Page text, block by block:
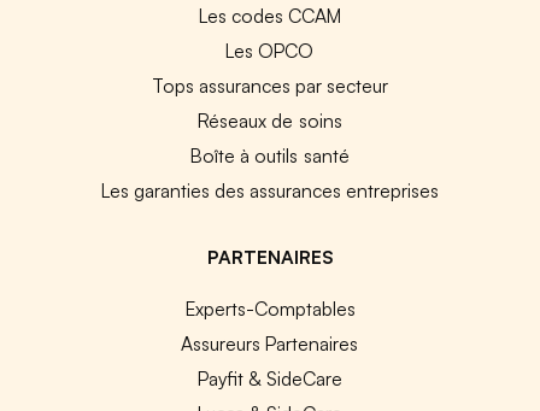
Les codes CCAM
Les OPCO
Tops assurances par secteur
Réseaux de soins
Boîte à outils santé
Les garanties des assurances entreprises
PARTENAIRES
Experts-Comptables
Assureurs Partenaires
Payfit & SideCare